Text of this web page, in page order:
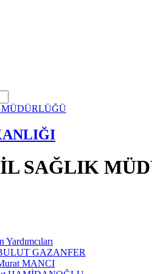
SAĞLIK
GAZANFER
MANCI